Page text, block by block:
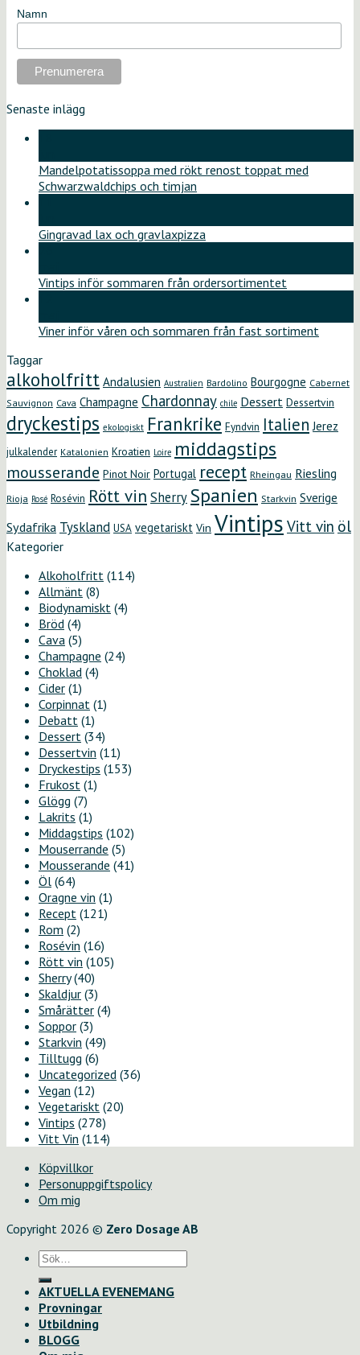
Namn
Senaste inlägg
Mandelpotatissoppa med rökt renost toppat med
Schwarzwaldchips och timjan
Gingravad lax och gravlaxpizza
Vintips inför sommaren från ordersortimentet
Viner inför våren och sommaren från fast sortiment
Taggar
alkoholfritt Andalusien Australien Bardolino Bourgogne Cabernet
Sauvignon Cava Champagne Chardonnay chile Dessert Dessertvin
dryckestips ekologiskt Frankrike Fyndvin Italien Jerez
julkalender Katalonien Kroatien Loire middagstips
mousserande Pinot Noir Portugal recept Rheingau Riesling
Rioja Rosé Rosévin Rött vin SherrySpanien Starkvin Sverige
Sydafrika Tyskland USA vegetariskt Vin Vintips Vitt vin öl
Kategorier
Alkoholfritt (114)
Allmänt (8)
Biodynamiskt (4)
Bröd (4)
Cava (5)
Champagne (24)
Choklad (4)
Cider (1)
Corpinnat (1)
Debatt (1)
Dessert (34)
Dessertvin (11)
Dryckestips (153)
Frukost (1)
Glögg (7)
Lakrits (1)
Middagstips (102)
Mouserrande (5)
Mousserande (41)
Öl (64)
Oragne vin (1)
Recept (121)
Rom (2)
Rosévin (16)
Rött vin (105)
Sherry(40)
Skaldjur (3)
Smårätter (4)
Soppor (3)
Starkvin (49)
Tilltugg (6)
Uncategorized (36)
Vegan (12)
Vegetariskt (20)
Vintips (278)
Vitt Vin (114)
Köpvillkor
Personuppgiftspolicy
Om mig
Copyright 2026 © Zero Dosage AB
Sök
AKTUELLA EVENEMANG
Provningar
Utbildning
BLOGG